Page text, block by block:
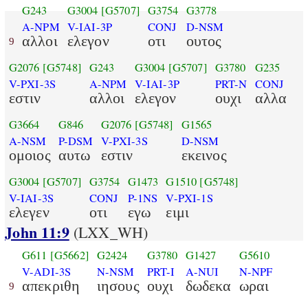
9
G243
A-NPM
αλλοι
G3004 [G5707]
V-IAI-3P
ελεγον
G3754
CONJ
οτι
G3778
D-NSM
ουτος
G2076 [G5748]
V-PXI-3S
εστιν
G243
A-NPM
αλλοι
G3004 [G5707]
V-IAI-3P
ελεγον
G3780
PRT-N
ουχι
G235
CONJ
αλλα
G3664
A-NSM
ομοιος
G846
P-DSM
αυτω
G2076 [G5748]
V-PXI-3S
εστιν
G1565
D-NSM
εκεινος
G3004 [G5707]
V-IAI-3S
ελεγεν
G3754
CONJ
οτι
G1473
P-1NS
εγω
G1510 [G5748]
V-PXI-1S
ειμι
John 11:9(LXX_WH)
9
G611 [G5662]
V-ADI-3S
απεκριθη
G2424
N-NSM
ιησους
G3780
PRT-I
ουχι
G1427
A-NUI
δωδεκα
G5610
N-NPF
ωραι